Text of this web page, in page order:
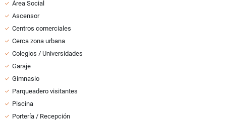
Área Social
Ascensor
Centros comerciales
Cerca zona urbana
Colegios / Universidades
Garaje
Gimnasio
Parqueadero visitantes
Piscina
Portería / Recepción